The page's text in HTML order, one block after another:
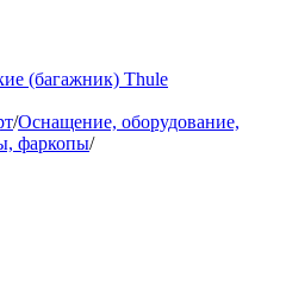
(багажник) Thule
/Оснащение, оборудование,
фаркопы/